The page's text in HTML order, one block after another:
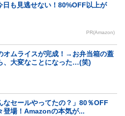
も見逃せない！80%OFF以上が
PR(Amazon)
オムライスが完成！→お弁当箱の蓋
、大変なことになった…(笑)
なセールやってたの？」80％OFF
登場！Amazonの本気が...